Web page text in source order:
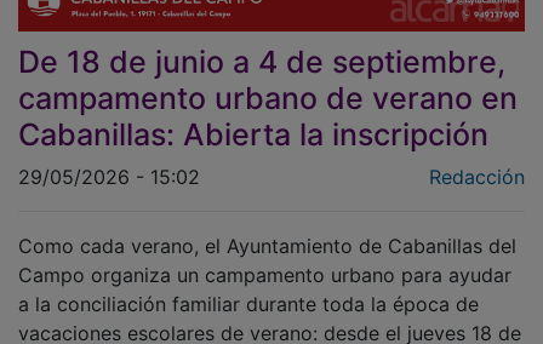
De 18 de junio a 4 de septiembre,
campamento urbano de verano en
Cabanillas: Abierta la inscripción
29/05/2026 - 15:02 Redacción
Campo organiza un campamento urbano para ayudar
a la conciliación familiar durante toda la época de
vacaciones escolares de verano: desde el jueves 18 de
junio hasta el viernes 4 de septiembre, ambos